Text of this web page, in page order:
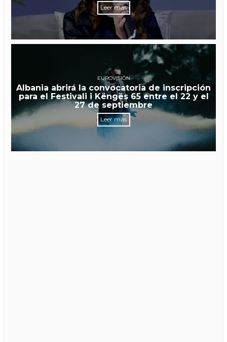
Leer más
EUROVISIÓN
Albania abrirá la convocatoria de inscripción
para el Festivali i Këngës 65 entre el 22 y el
27 de septiembre
Leer más